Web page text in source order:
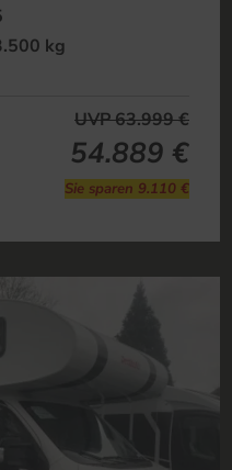
kg
54.889 €
UVP 63.999 €
Sie sparen 9.110 €